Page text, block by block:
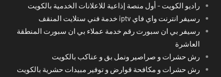
راديو الكويت - أول منصة إذاعية للاعلانات الخدمية بالكويت
رسيفر انترنت واي فاي iptv خدمة فني ستلايت المنقف
رسيفر بي ان سبورت رقم خدمة عملاء بي ان سبورت المنطقة
العاشرة
رش حشرات و صراصير ونمل بق و عناكب بالكويت
رش حشرات و مكافحة قوارض و توفير مبيدات حشرية بالكويت